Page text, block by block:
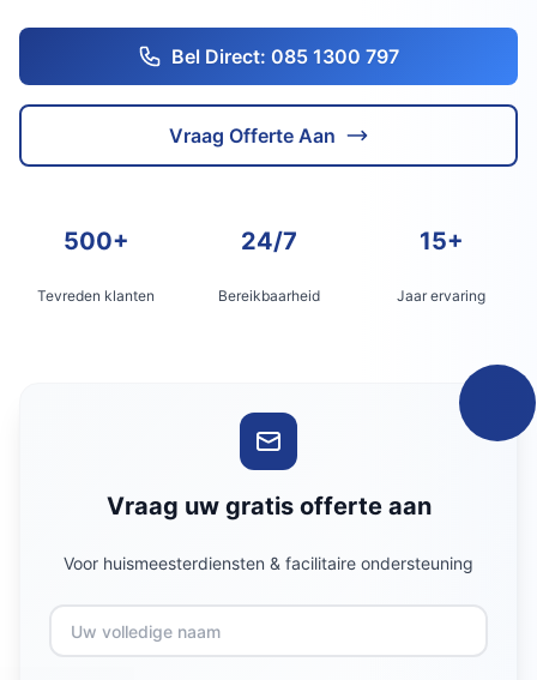
Bel Direct: 085 1300 797
Vraag Offerte Aan
500+
Tevreden klanten
24/7
Bereikbaarheid
15+
Jaar ervaring
Vraag uw gratis offerte aan
Voor huismeesterdiensten & facilitaire ondersteuning